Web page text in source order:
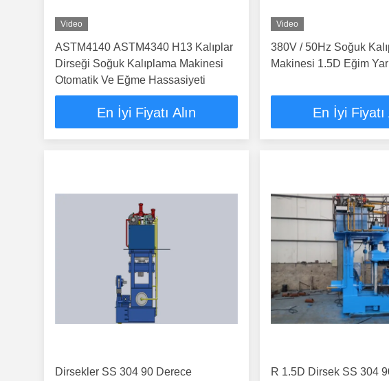
Video
ASTM4140 ASTM4340 H13 Kalıplar
Dirseği Soğuk Kalıplama Makinesi
Otomatik Ve Eğme Hassasiyeti
En İyi Fiyatı Alın
Video
380V / 50Hz Soğuk
Makinesi 1.5D Eğim
En İyi Fiyatı
Dirsekler SS 304 90 Derece
R 1.5D Dirsek SS 304